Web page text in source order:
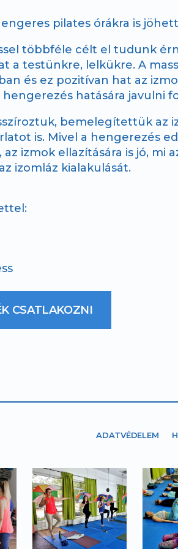
pilates órákra is
többféle célt el tudunk
a testünkre, lelkükre. A
és ez pozitívan hat az
hengerezés hatására javulni
bemelegítettük az
is. Mivel a hengerezés
az izmok ellazítására is jó, mi
izomláz kialakulását.
CSATLAKOZNI
ADATVÉDELEM